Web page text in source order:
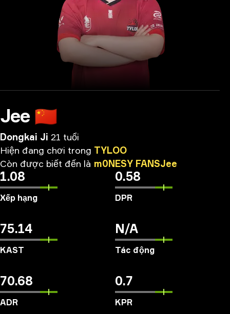
Jee 🇨🇳
Dongkai Ji 21 tuổi
Hiện đang chơi trong TYLOO
Còn được biết đến là m0NESY FANSJee
1.08
Xếp hạng
0.58
DPR
75.14
KAST
N/A
Tác động
70.68
ADR
0.7
KPR